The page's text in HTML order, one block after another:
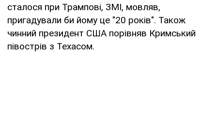
сталося при Трампові, ЗМІ, мовляв,
пригадували би йому це "20 років". Також
чинний президент США порівняв Кримський
півострів з Техасом.